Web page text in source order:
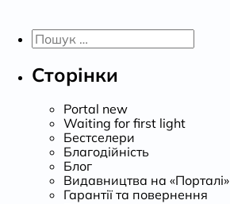
Пошук:
Сторінки
Portal new
Waiting for first light
Бестселери
Благодійність
Блог
Видавництва на «Порталі»
Гарантії та повернення